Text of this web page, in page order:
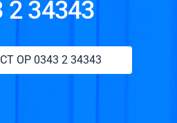
2 34343
OP 0343 2 34343